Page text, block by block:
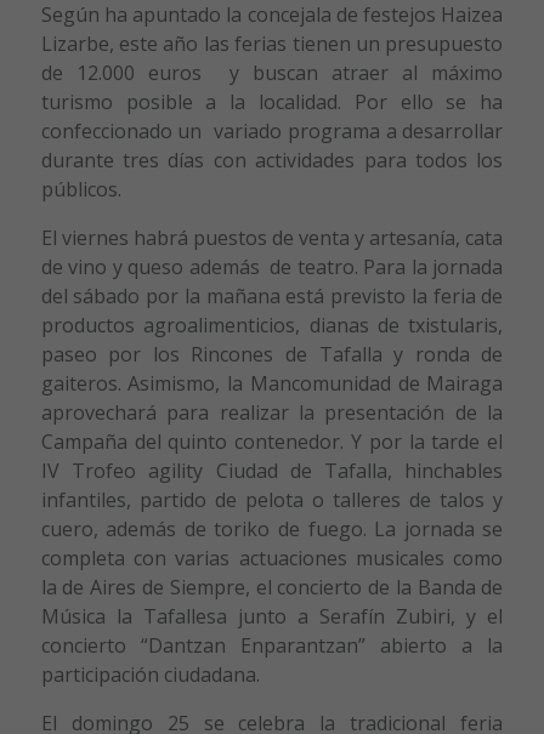
Según ha apuntado la concejala de festejos Haizea
Lizarbe, este año las ferias tienen un presupuesto
de 12.000 euros y buscan atraer al máximo
turismo posible a la localidad. Por ello se ha
confeccionado un variado programa a desarrollar
durante tres días con actividades para todos los
públicos.
El viernes habrá puestos de venta y artesanía, cata
de vino y queso además de teatro. Para la jornada
del sábado por la mañana está previsto la feria de
productos agroalimenticios, dianas de txistularis,
paseo por los Rincones de Tafalla y ronda de
gaiteros. Asimismo, la Mancomunidad de Mairaga
aprovechará para realizar la presentación de la
Campaña del quinto contenedor. Y por la tarde el
IV Trofeo agility Ciudad de Tafalla, hinchables
infantiles, partido de pelota o talleres de talos y
cuero, además de toriko de fuego. La jornada se
completa con varias actuaciones musicales como
la de Aires de Siempre, el concierto de la Banda de
Música la Tafallesa junto a Serafín Zubiri, y el
concierto “Dantzan Enparantzan” abierto a la
participación ciudadana.
El domingo 25 se celebra la tradicional feria